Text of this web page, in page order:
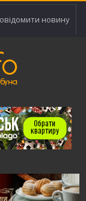
новину